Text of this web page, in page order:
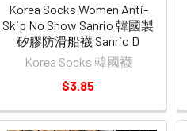
Korea Socks Women Anti-
Skip No Show Sanrio 韓國製
矽膠防滑船襪 Sanrio D
Korea Socks 韓國襪
$3.85